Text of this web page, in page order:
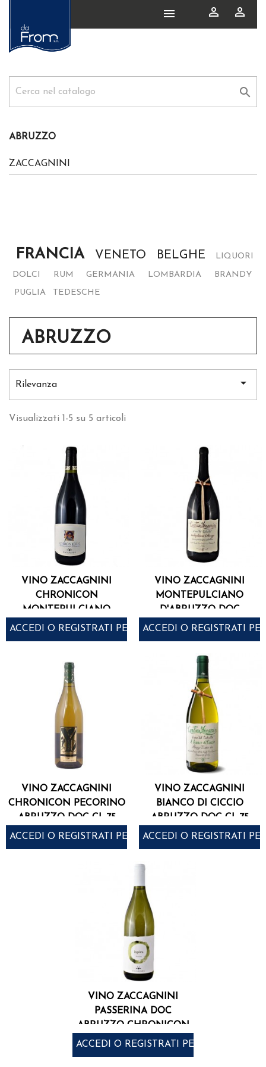
  

ABRUZZO
ZACCAGNINI
FRANCIA VENETO BELGHE LIQUORI
DOLCI RUM GERMANIA LOMBARDIA
BRANDY
PUGLIA
TEDESCHE
ABRUZZO
Rilevanza 
Visualizzati 1-5 su 5 articoli
VINO ZACCAGNINI
CHRONICON
MONTEPULCIANO
D'ABRUZZO DOC CL.75
ACCEDI O REGISTRATI PER ACQUISTARE
VINO ZACCAGNINI
MONTEPULCIANO
D'ABRUZZO DOC
TRALCETTO CL.75
ACCEDI O REGISTRATI
VINO ZACCAGNINI
CHRONICON PECORINO
ABRUZZO DOC CL.75
ACCEDI O REGISTRATI PER ACQUISTARE
VINO ZACCAGNINI
BIANCO DI CICCIO
ABRUZZO DOC CL.75
ACCEDI O REGISTRATI
VINO ZACCAGNINI
PASSERINA DOC
ABRUZZO CHRONICON
CL.75
ACCEDI O REGISTRATI PER ACQUISTARE